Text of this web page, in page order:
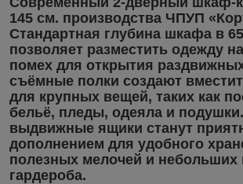
145 см. производства ЧПУП
Стандартная глубина шкафа в
позволяет разместить одежду
помех для открытия
съёмные полки создают
для крупных вещей, таких как
бельё, пледы, одеяла и
выдвижные ящики станут
дополнением для удобного
полезных мелочей и небольших
гардероба.